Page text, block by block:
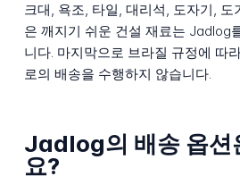
크대, 욕조, 타일, 대리석, 도자기, 도
은 깨지기 쉬운 건설 재료는 Jadlog
니다. 마지막으로 브라질 규정에 따
로의 배송을 수행하지 않습니다.
Jadlog의 배송 옵션
요?